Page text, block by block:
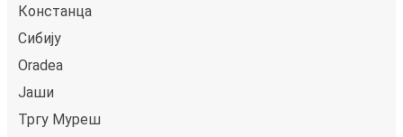
Констанца
Сибију
Oradea
Јаши
Тргу Муреш